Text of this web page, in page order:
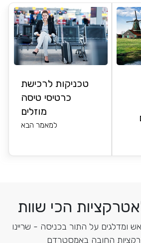
טכניקות לרכישת
כרטיסי טיסה
מוזלים
למאמר הבא
הכי שוות
ומדלגים על התור בכניסה - שריינו
החובה באמסטרדם